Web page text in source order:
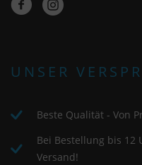
UNSER
Beste Qualität - Von
Bei Bestellung bis 12
Versand!